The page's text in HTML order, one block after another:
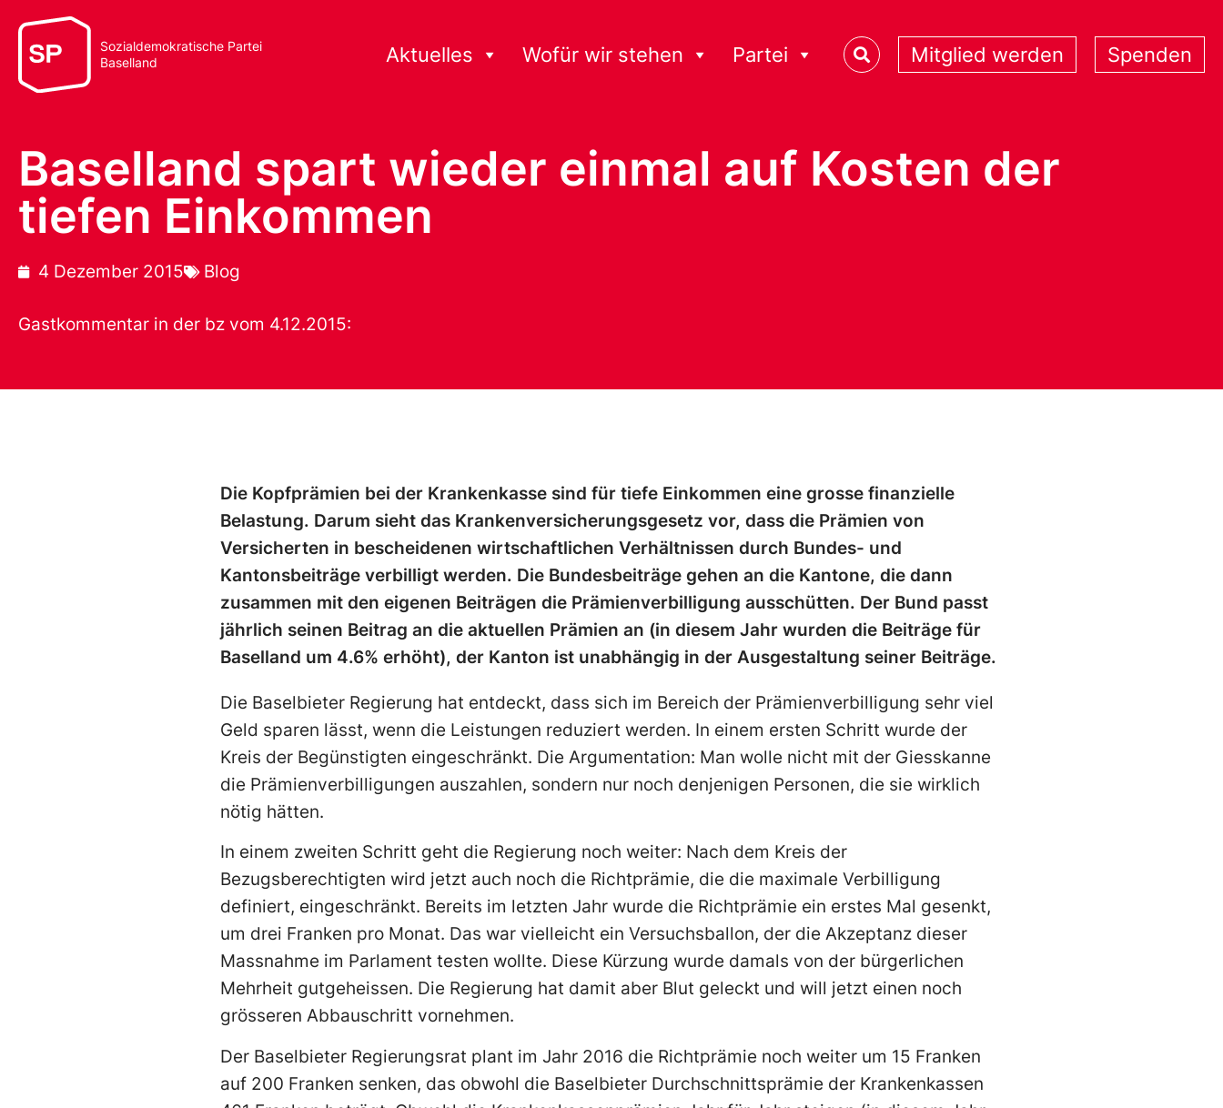
Sozialdemokratische Partei
Baselland
Aktuelles Wofür wir stehen Partei Mitglied werden Spenden
Baselland spart wieder einmal auf Kosten der
tiefen Einkommen
4 Dezember 2015 Blog
Gastkommentar in der bz vom 4.12.2015:
Die Kopfprämien bei der Krankenkasse sind für tiefe Einkommen eine grosse finanzielle
Belastung. Darum sieht das Krankenversicherungsgesetz vor, dass die Prämien von
Versicherten in bescheidenen wirtschaftlichen Verhältnissen durch Bundes- und
Kantonsbeiträge verbilligt werden. Die Bundesbeiträge gehen an die Kantone, die dann
zusammen mit den eigenen Beiträgen die Prämienverbilligung ausschütten. Der Bund passt
jährlich seinen Beitrag an die aktuellen Prämien an (in diesem Jahr wurden die Beiträge für
Baselland um 4.6% erhöht), der Kanton ist unabhängig in der Ausgestaltung seiner Beiträge.
Die Baselbieter Regierung hat entdeckt, dass sich im Bereich der Prämienverbilligung sehr viel
Geld sparen lässt, wenn die Leistungen reduziert werden. In einem ersten Schritt wurde der
Kreis der Begünstigten eingeschränkt. Die Argumentation: Man wolle nicht mit der Giesskanne
die Prämienverbilligungen auszahlen, sondern nur noch denjenigen Personen, die sie wirklich
nötig hätten.
In einem zweiten Schritt geht die Regierung noch weiter: Nach dem Kreis der
Bezugsberechtigten wird jetzt auch noch die Richtprämie, die die maximale Verbilligung
definiert, eingeschränkt. Bereits im letzten Jahr wurde die Richtprämie ein erstes Mal gesenkt,
um drei Franken pro Monat. Das war vielleicht ein Versuchsballon, der die Akzeptanz dieser
Massnahme im Parlament testen wollte. Diese Kürzung wurde damals von der bürgerlichen
Mehrheit gutgeheissen. Die Regierung hat damit aber Blut geleckt und will jetzt einen noch
grösseren Abbauschritt vornehmen.
Der Baselbieter Regierungsrat plant im Jahr 2016 die Richtprämie noch weiter um 15 Franken
auf 200 Franken senken, das obwohl die Baselbieter Durchschnittsprämie der Krankenkassen